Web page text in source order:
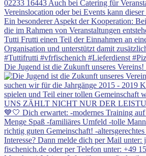
Die Jugend ist die Zukunft unseres Vereins!